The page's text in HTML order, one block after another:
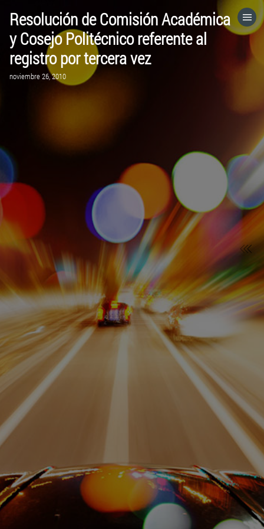
Resolución de Comisión Académica
y Cosejo Politécnico referente al
registro por tercera vez
noviembre 26, 2010
HOME
CATEGORÍAS